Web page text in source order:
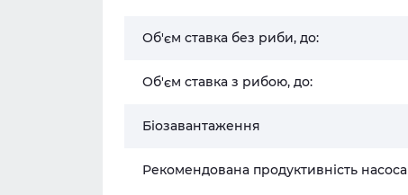
Об'єм ставка без риби, до:
Об'єм ставка з рибою, до:
Біозавантаження
Рекомендована продуктивність насоса